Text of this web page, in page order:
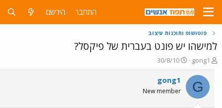
התחבר הירשם
פוטושופ ותוכנות עיצוב
למישהו יש פונט בעברית של פיקסל?
פ
ו
ת
ח
ה
gong1
פ
ו
ר
ס
ם
30/8/10
G
gong1
New member